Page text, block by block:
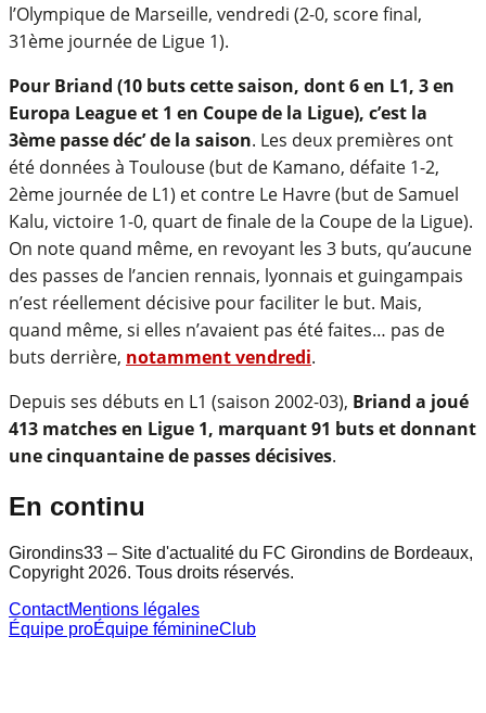
l’Olympique de Marseille, vendredi (2-0, score final,
31ème journée de Ligue 1).
Pour Briand (10 buts cette saison, dont 6 en L1, 3 en
Europa League et 1 en Coupe de la Ligue), c’est la
3ème passe déc’ de la saison. Les deux premières ont
été données à Toulouse (but de Kamano, défaite 1-2,
2ème journée de L1) et contre Le Havre (but de Samuel
Kalu, victoire 1-0, quart de finale de la Coupe de la Ligue).
On note quand même, en revoyant les 3 buts, qu’aucune
des passes de l’ancien rennais, lyonnais et guingampais
n’est réellement décisive pour faciliter le but. Mais,
quand même, si elles n’avaient pas été faites… pas de
buts derrière, notamment vendredi.
Depuis ses débuts en L1 (saison 2002-03), Briand a joué
413 matches en Ligue 1, marquant 91 buts et donnant
une cinquantaine de passes décisives.
En continu
Girondins33 – Site d'actualité du FC Girondins de Bordeaux,
Copyright 2026. Tous droits réservés.
ContactMentions légales
Équipe proÉquipe féminineClub